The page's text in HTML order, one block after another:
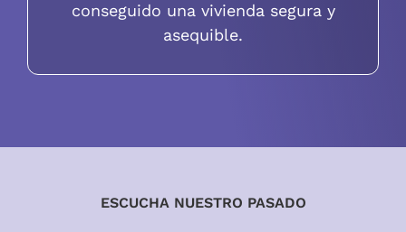
conseguido una vivienda segura y
asequible.
ESCUCHA NUESTRO PASADO